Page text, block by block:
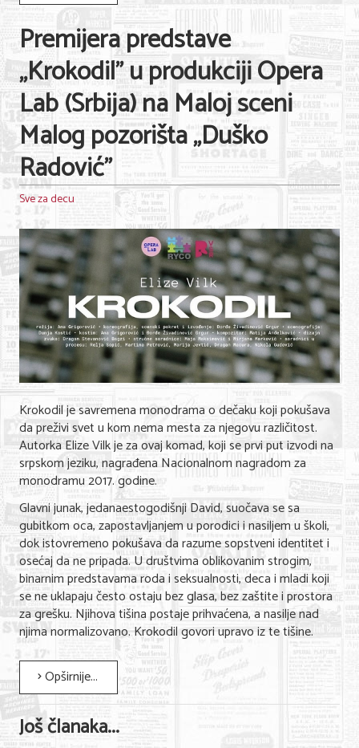
Premijera predstave
„Krokodil" u produkciji Opera
Lab (Srbija) na Maloj sceni
Malog pozorišta „Duško
Radović"
Sve za decu
Krokodil je savremena monodrama o dečaku koji pokušava
da preživi svet u kom nema mesta za njegovu različitost.
Autorka Elize Vilk je za ovaj komad, koji se prvi put izvodi na
srpskom jeziku, nagrađena Nacionalnom nagradom za
monodramu 2017. godine.
Glavni junak, jedanaestogodišnji David, suočava se sa
gubitkom oca, zapostavljanjem u porodici i nasiljem u školi,
dok istovremeno pokušava da razume sopstveni identitet i
osećaj da ne pripada. U društvima oblikovanim strogim,
binarnim predstavama roda i seksualnosti, deca i mladi koji
se ne uklapaju često ostaju bez glasa, bez zaštite i prostora
za grešku. Njihova tišina postaje prihvaćena, a nasilje nad
njima normalizovano. Krokodil govori upravo iz te tišine.
Opširnije...
Još članaka...